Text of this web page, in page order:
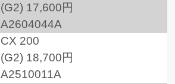
(G2) 17,600円
A2604044A
CX 200
(G2) 18,700円
A2510011A